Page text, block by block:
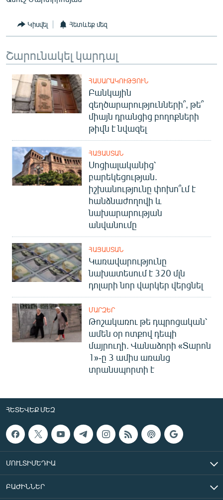
Կիսվել Հետևեք մեզ
Շարունակել կարդալ
ՀԱՍԱՐԱԿՈՒԹՅՈՒՆ
Բանկային
զեղծարարությունների՞, թե՞
միայն դրանցից բողոքների
թիվն է նվազել
ՀԱՅԱՍՏԱՆ
Սոցիալականից՝
բարեկեցության.
իշխանությունը փոխո՞ւմ է
հանձնաժողովի և
նախարարության
անվանումը
ՀԱՅԱՍՏԱՆ
Կառավարությունը
նախատեսում է 320 մլն
դոլարի նոր վարկեր վերցնել
ՄԱՐԶԵՐ
Թոշակառու թե դպրոցական՝
ամեն օր ոտքով դեպի
մայրուղի. Վանաձորի «Տարոն
1»-ը 3 ամիս առանց
տրանսպորտի է
ՀԵՏԵՎԵՔ ՄԵԶ
ՄՈՒԼՏԻՄԵԴԻԱ
ԲԱԺԻՆՆԵՐ